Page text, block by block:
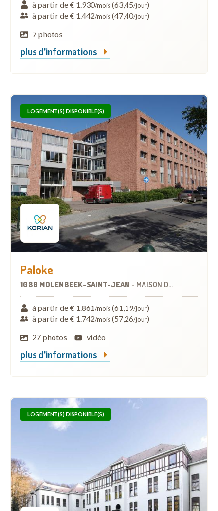
à partir de € 1.930/mois(63,45/jour)
à partir de € 1.442/mois(47,40/jour)
7 photos
plus d'informations
LOGEMENT(S) DISPONIBLE(S)
Paloke
1080 MOLENBEEK-SAINT-JEAN - MAISON DE REPOS
à partir de € 1.861/mois(61,19/jour)
à partir de € 1.742/mois(57,26/jour)
27 photos
vidéo
plus d'informations
LOGEMENT(S) DISPONIBLE(S)